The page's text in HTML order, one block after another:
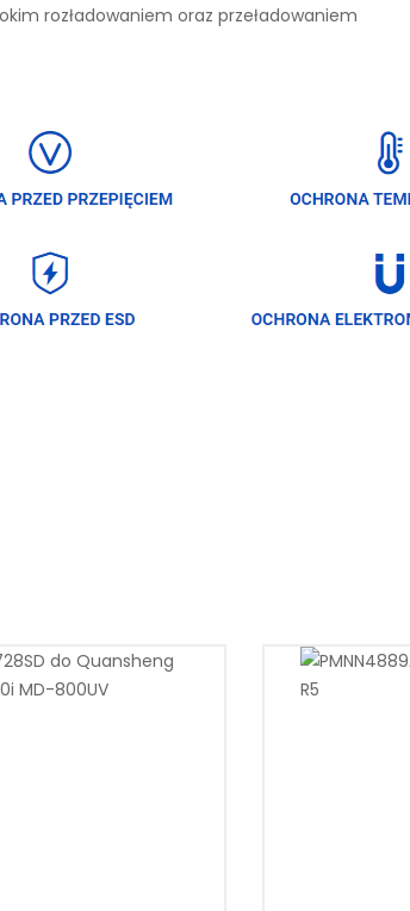
rozładowaniem oraz przeładowaniem